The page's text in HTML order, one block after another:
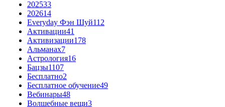
202533
202614
Everyday Фэн Шуй112
Активации41
Активизации178
Альманах7
Астрология16
Бацзы1107
Бесплатно2
Бесплатное обучение49
Вебинары48
Волшебные вещи3